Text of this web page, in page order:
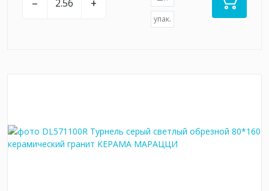
– +
упак.